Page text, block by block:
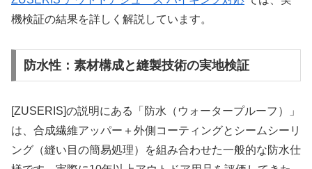
機検証の結果を詳しく解説しています。
防水性：素材構成と縫製技術の実地検証
[ZUSERIS]の説明にある「防水（ウォータープルーフ）」
は、合成繊維アッパー＋外側コーティングとシームシーリ
ング（縫い目の簡易処理）を組み合わせた一般的な防水仕